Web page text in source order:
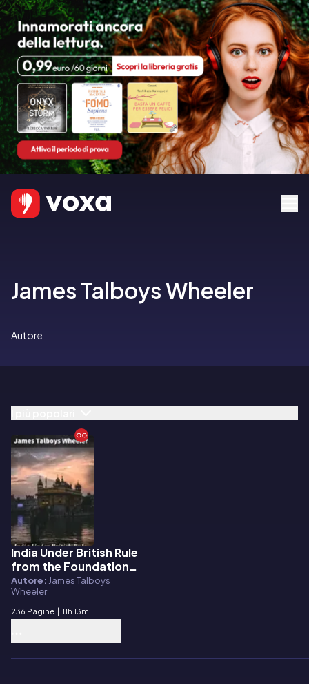
James Talboys Wheeler
Autore
E-book
India Under British Rule
from the Foundation
of the East India
Company
Autore: James Talboys
Wheeler
236 Pagine | 11h 13m